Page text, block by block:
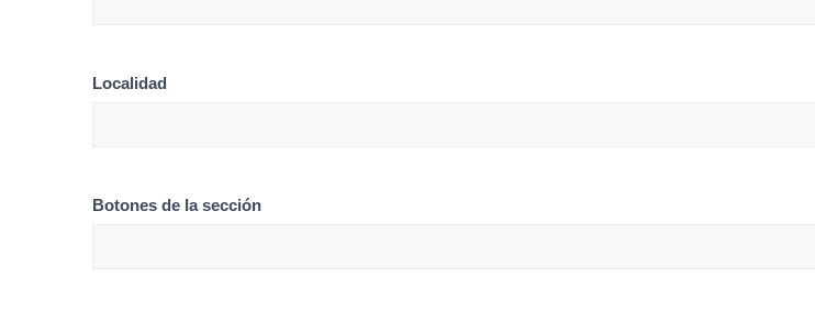
Localidad
Botones de la sección